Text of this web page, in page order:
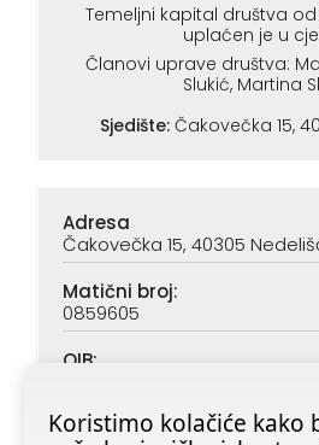
Koristimo kolačiće kako
Temeljni kapital društva od
uplaćen je u
Članovi uprave društva:
Slukić, Martina
Sjedište: Čakovečka 15,
Adresa
Čakovečka 15, 40305
Matični broj:
0859605
OIB:
IBAN (PBZ):